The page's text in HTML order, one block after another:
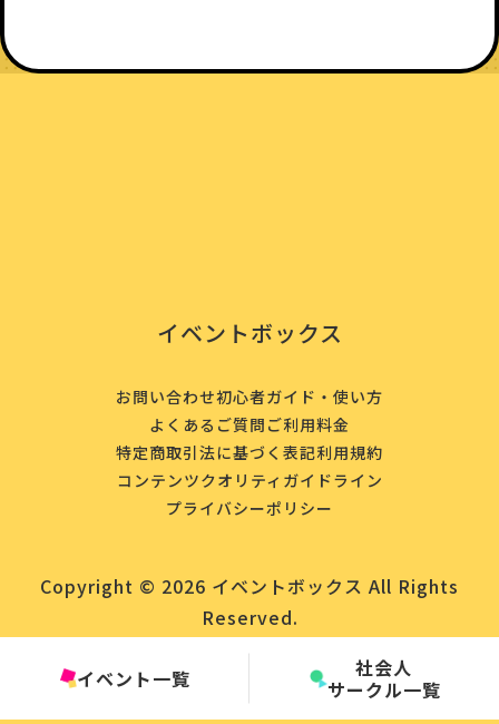
イベント一覧
社会人
サークル一覧
イベントボックス
お問い合わせ初心者ガイド・使い方
よくあるご質問 ご利用料金
特定商取引法に基づく表記利用規約
コンテンツクオリティガイドライン
プライバシーポリシー
Copyright © 2026 イベントボックス All Rights
Reserved.